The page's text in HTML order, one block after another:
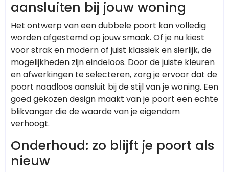
aansluiten bij jouw woning
Het ontwerp van een dubbele poort kan volledig
worden afgestemd op jouw smaak. Of je nu kiest
voor strak en modern of juist klassiek en sierlijk, de
mogelijkheden zijn eindeloos. Door de juiste kleuren
en afwerkingen te selecteren, zorg je ervoor dat de
poort naadloos aansluit bij de stijl van je woning. Een
goed gekozen design maakt van je poort een echte
blikvanger die de waarde van je eigendom
verhoogt.
Onderhoud: zo blijft je poort als
nieuw